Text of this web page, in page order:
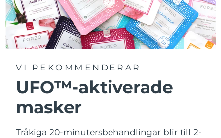
VI REKOMMENDERAR
UFO™-aktiverade
masker
Tråkiga 20-minutersbehandlingar blir till 2-